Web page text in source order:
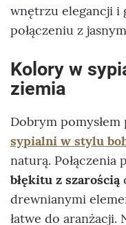
wnętrzu elegancji i
połączeniu z
Kolory w
ziemia
Dobrym
sypialni w stylu
naturą. Połączenia
błękitu z szarością
drewnianymi
łatwe do aranżacji.